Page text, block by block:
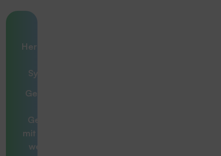
Herausforderung
Systemlösung
Gemeinsam zur
Gesamtlösung
mit
weiterdenken